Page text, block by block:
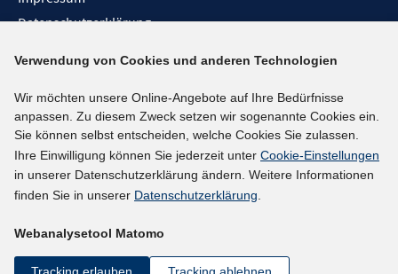
Datenschutzerklärung
Barrieren melden
Social-Media-Kanäle
BlueSky
YouTube
LinkedIn
kununu
Netiquette
Verwendung von Cookies und anderen Technologien
Wir möchten unsere Online-Angebote auf Ihre Bedürfnisse
anpassen. Zu diesem Zweck setzen wir sogenannte Cookies ein.
Sie können selbst entscheiden, welche Cookies Sie zulassen.
Ihre Einwilligung können Sie jederzeit unter Cookie-Einstellungen
in unserer Datenschutzerklärung ändern. Weitere Informationen
finden Sie in unserer Datenschutzerklärung.
Webanalysetool Matomo